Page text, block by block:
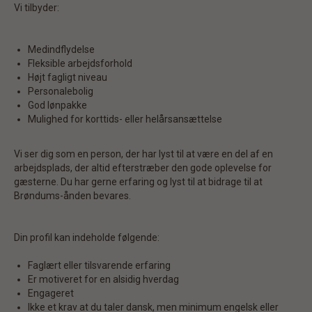
Vi tilbyder:
Medindflydelse
Fleksible arbejdsforhold
Højt fagligt niveau
Personalebolig
God lønpakke
Mulighed for korttids- eller helårsansættelse
Vi ser dig som en person, der har lyst til at være en del af en
arbejdsplads, der altid efterstræber den gode oplevelse for
gæsterne. Du har gerne erfaring og lyst til at bidrage til at
Brøndums-ånden bevares.
Din profil kan indeholde følgende:
Faglært eller tilsvarende erfaring
Er motiveret for en alsidig hverdag
Engageret
Ikke et krav at du taler dansk, men minimum engelsk eller